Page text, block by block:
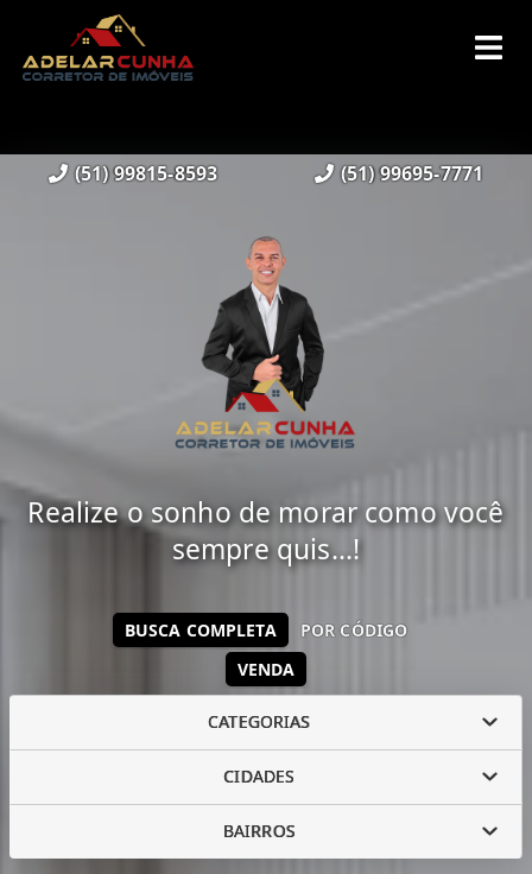
(51) 99815-8593 (51) 99695-7771
Realize o sonho de morar como você
sempre quis...!
VENDA
BUSCA COMPLETA POR CÓDIGO
CATEGORIAS
CIDADES
BAIRROS